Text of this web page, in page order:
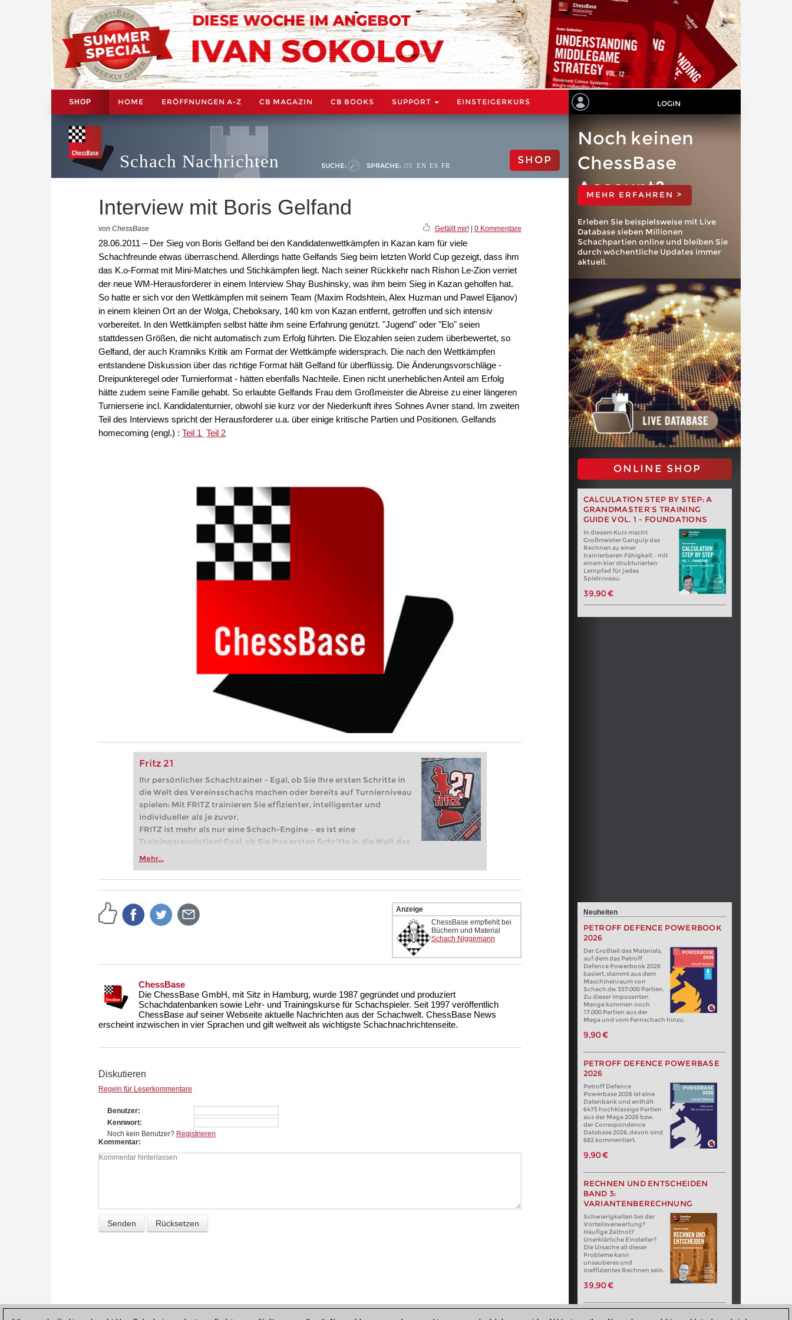
SHOP HOME ERÖFFNUNGEN A-Z CB MAGAZIN CB BOOKS SUPPORT EINSTEIGERKURS LOGIN
Schach Nachrichten SUCHE: SPRACHE: DE EN ES FR SHOP
Interview mit Boris Gelfand
von ChessBase Gefällt mir!| 0 Kommentare
28.06.2011 – Der Sieg von Boris Gelfand bei den Kandidatenwettkämpfen in Kazan kam für viele
Schachfreunde etwas überraschend. Allerdings hatte Gelfands Sieg beim letzten World Cup gezeigt, dass ihm
das K.o-Format mit Mini-Matches und Stichkämpfen liegt. Nach seiner Rückkehr nach Rishon Le-Zion verriet
der neue WM-Herausforderer in einem Interview Shay Bushinsky, was ihm beim Sieg in Kazan geholfen hat.
So hatte er sich vor den Wettkämpfen mit seinem Team (Maxim Rodshtein, Alex Huzman und Pawel Eljanov)
in einem kleinen Ort an der Wolga, Cheboksary, 140 km von Kazan entfernt, getroffen und sich intensiv
vorbereitet. In den Wettkämpfen selbst hätte ihm seine Erfahrung genützt. "Jugend" oder "Elo" seien
stattdessen Größen, die nicht automatisch zum Erfolg führten. Die Elozahlen seien zudem überbewertet, so
Gelfand, der auch Kramniks Kritik am Format der Wettkämpfe widersprach. Die nach den Wettkämpfen
entstandene Diskussion über das richtige Format hält Gelfand für überflüssig. Die Änderungsvorschläge -
Dreipunkteregel oder Turnierformat - hätten ebenfalls Nachteile. Einen nicht unerheblichen Anteil am Erfolg
hätte zudem seine Familie gehabt. So erlaubte Gelfands Frau dem Großmeister die Abreise zu einer längeren
Turnierserie incl. Kandidatenturnier, obwohl sie kurz vor der Niederkunft ihres Sohnes Avner stand. Im zweiten
Teil des Interviews spricht der Herausforderer u.a. über einige kritische Partien und Positionen. Gelfands
homecoming (engl.) : Teil 1 Teil 2
Fritz 21
Ihr persönlicher Schachtrainer - Egal, ob Sie Ihre ersten Schritte in
die Welt des Vereinsschachs machen oder bereits auf Turnierniveau
spielen: Mit FRITZ trainieren Sie effizienter, intelligenter und
individueller als je zuvor.
FRITZ ist mehr als nur eine Schach-Engine – es ist eine
Trainingsrevolution! Egal, ob Sie Ihre ersten Schritte in die Welt des
Vereinsschachs machen oder bereits auf Turnierniveau spielen: Mit
zuvor.
Mehr...
Noch keinen
ChessBase
Account?
MEHR ERFAHREN >
Erleben Sie beispielsweise mit Live
Database sieben Millionen
Schachpartien online und bleiben Sie
durch wöchentliche Updates immer
aktuell.
ONLINE SHOP
CALCULATION STEP BY STEP: A
GRANDMASTER’S TRAINING
GUIDE VOL. 1 - FOUNDATIONS
In diesem Kurs macht
Großmeister Ganguly das
Rechnen zu einer
trainierbaren Fähigkeit – mit
einem klar strukturierten
Lernpfad für jedes
Spielniveau.
39,90 €
Anzeige
ChessBase empfiehlt bei
Büchern und Material
Schach Niggemann
ChessBase
Die ChessBase GmbH, mit Sitz in Hamburg, wurde 1987 gegründet und produziert
Schachdatenbanken sowie Lehr- und Trainingskurse für Schachspieler. Seit 1997 veröffentlich
ChessBase auf seiner Webseite aktuelle Nachrichten aus der Schachwelt. ChessBase News
erscheint inzwischen in vier Sprachen und gilt weltweit als wichtigste Schachnachrichtenseite.
Diskutieren
Regeln für Leserkommentare
Benutzer
Kennwort
Noch kein Benutzer? Registrieren
Kommentar
Neuheiten
PETROFF DEFENCE POWERBOOK
2026
Der Großteil des Materials,
auf dem das Petroff
Defence Powerbook 2026
basiert, stammt aus dem
Maschinenraum von
Schach.de: 357.000 Partien.
Zu dieser imposanten
Menge kommen noch
17.000 Partien aus der
Mega und vom Fernschach hinzu.
9,90 €
PETROFF DEFENCE POWERBASE
2026
Petroff Defence
Powerbase 2026 ist eine
Datenbank und enthält
6475 hochklassige Partien
aus der Mega 2026 bzw.
der Correspondence
Database 2026, davon sind
682 kommentiert.
9,90 €
RECHNEN UND ENTSCHEIDEN
BAND 3:
VARIANTENBERECHNUNG
Schwierigkeiten bei der
Vorteilsverwertung?
Häufige Zeitnot?
Unerklärliche Einsteller?
Die Ursache all dieser
Probleme kann
unsauberes und
ineffizientes Rechnen sein.
39,90 €